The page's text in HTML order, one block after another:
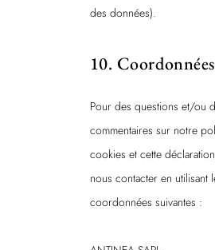
des données).
10. Coordonnées
Pour des questions et/ou
commentaires sur notre
cookies et cette
nous contacter en utilisant
coordonnées suivantes :